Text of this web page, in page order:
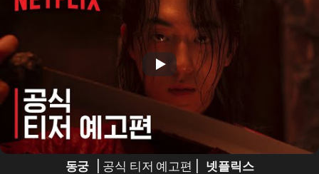
동궁 | 공식 티저 예고편 | 넷플릭스